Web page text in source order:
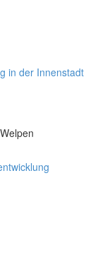
in der Innenstadt